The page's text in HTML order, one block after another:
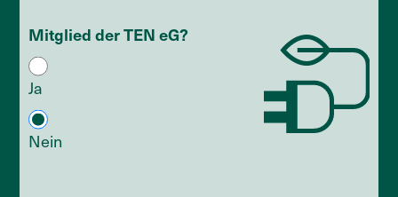
Mitglied der TEN eG?
Ja
Nein